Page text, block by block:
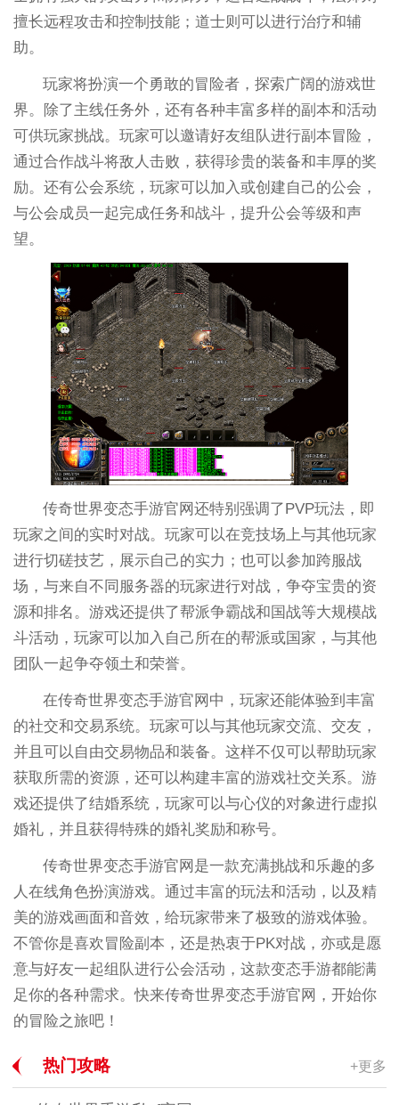
擅长远程攻击和控制技能；道士则可以进行治疗和辅
助。
玩家将扮演一个勇敢的冒险者，探索广阔的游戏世
界。除了主线任务外，还有各种丰富多样的副本和活动
可供玩家挑战。玩家可以邀请好友组队进行副本冒险，
通过合作战斗将敌人击败，获得珍贵的装备和丰厚的奖
励。还有公会系统，玩家可以加入或创建自己的公会，
与公会成员一起完成任务和战斗，提升公会等级和声
望。
传奇世界变态手游官网还特别强调了PVP玩法，即
玩家之间的实时对战。玩家可以在竞技场上与其他玩家
进行切磋技艺，展示自己的实力；也可以参加跨服战
场，与来自不同服务器的玩家进行对战，争夺宝贵的资
源和排名。游戏还提供了帮派争霸战和国战等大规模战
斗活动，玩家可以加入自己所在的帮派或国家，与其他
团队一起争夺领土和荣誉。
在传奇世界变态手游官网中，玩家还能体验到丰富
的社交和交易系统。玩家可以与其他玩家交流、交友，
并且可以自由交易物品和装备。这样不仅可以帮助玩家
获取所需的资源，还可以构建丰富的游戏社交关系。游
戏还提供了结婚系统，玩家可以与心仪的对象进行虚拟
婚礼，并且获得特殊的婚礼奖励和称号。
传奇世界变态手游官网是一款充满挑战和乐趣的多
人在线角色扮演游戏。通过丰富的玩法和活动，以及精
美的游戏画面和音效，给玩家带来了极致的游戏体验。
不管你是喜欢冒险副本，还是热衷于PK对战，亦或是愿
意与好友一起组队进行公会活动，这款变态手游都能满
足你的各种需求。快来传奇世界变态手游官网，开始你
的冒险之旅吧！
热门攻略 +更多